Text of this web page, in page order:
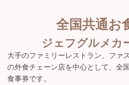
全国共通お
ジェフグルメカ
大手のファミリーレストラン、ファ
の外食チェーン店を中心として、全
食事券です。